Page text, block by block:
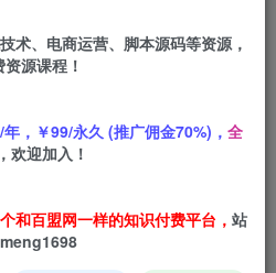
即购买
文得赞赏项目
术、电商运营、脚本源码等资源，
源课程！
年，￥99/永久 (推广佣金70%)， 全
欢迎加入！
和百盟网一样的知识付费平台， 站